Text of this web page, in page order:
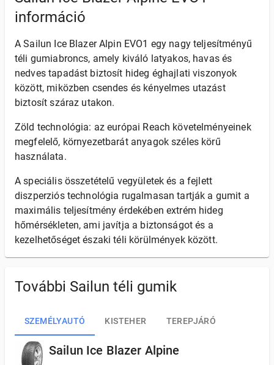
információ
A Sailun Ice Blazer Alpin EVO1 egy nagy teljesítményű
téli gumiabroncs, amely kiváló latyakos, havas és
nedves tapadást biztosít hideg éghajlati viszonyok
között, miközben csendes és kényelmes utazást
biztosít száraz utakon.
Zöld technológia: az európai Reach követelményeinek
megfelelő, környezetbarát anyagok széles körű
használata.
A speciális összetételű vegyületek és a fejlett
diszperziós technológia rugalmasan tartják a gumit a
maximális teljesítmény érdekében extrém hideg
hőmérsékleten, ami javítja a biztonságot és a
kezelhetőséget északi téli körülmények között.
További Sailun téli gumik
SZEMÉLYAUTÓ KISTEHER TEREPJÁRÓ
Sailun Ice Blazer Alpine